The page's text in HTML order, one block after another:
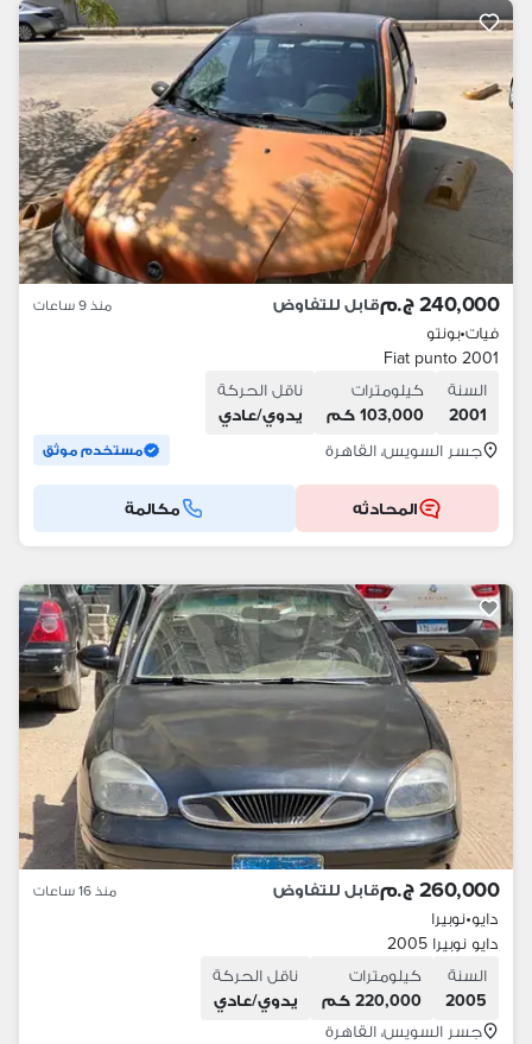
240,000 ج.م قابل للتفاوض منذ 9 ساعات
فيات•بونتو
Fiat punto 2001
السنة
2001
كيلومترات
103,000 كم
ناقل الحركة
يدوي/عادي
جسر السويس، القاهرة
مستخدم موثق
المحادثه مكالمة
260,000 ج.م قابل للتفاوض منذ 16 ساعات
دايو•نوبيرا
دايو نوبيرا 2005
السنة
2005
كيلومترات
220,000 كم
ناقل الحركة
يدوي/عادي
جسر السويس، القاهرة